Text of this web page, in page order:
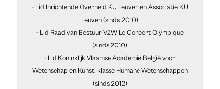
- Lid Inrichtende Overheid KU Leuven en Associatie KU
Leuven (sinds 2010)
- Lid Raad van Bestuur VZW Le Concert Olympique
(sinds 2010)
- Lid Koninklijk Vlaamse Academie België voor
Wetenschap en Kunst, klasse Humane Wetenschappen
(sinds 2012)